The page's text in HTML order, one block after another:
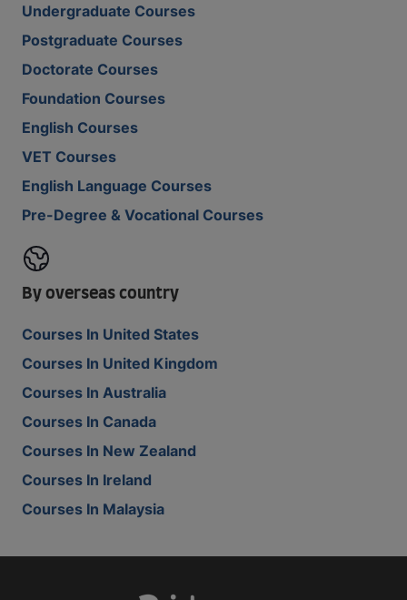
Undergraduate Courses
Postgraduate Courses
Doctorate Courses
Foundation Courses
English Courses
VET Courses
English Language Courses
Pre-Degree & Vocational Courses
By overseas country
Courses In United States
Courses In United Kingdom
Courses In Australia
Courses In Canada
Courses In New Zealand
Courses In Ireland
Courses In Malaysia